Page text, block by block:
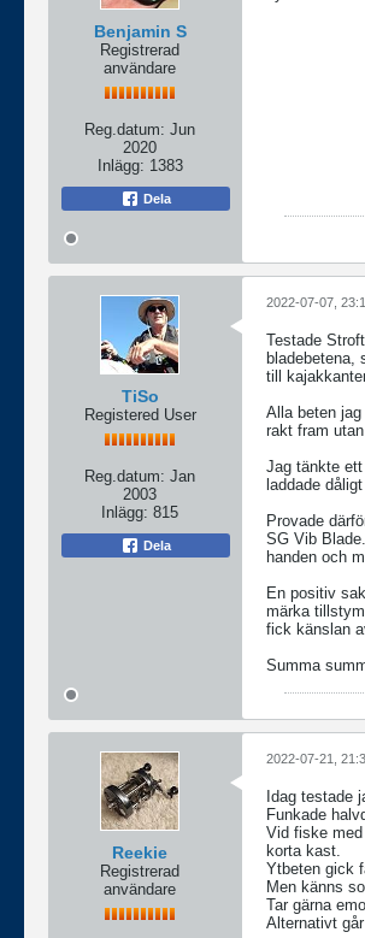
Benjamin S
Registrerad
användare
Reg.datum: Jun
2020
Inlägg: 1383
Dela
TiSo
Registered User
Reg.datum: Jan
2003
Inlägg: 815
Dela
2022-07-07,
Testade
bladebetena,
till
Alla beten
rakt fram
Jag tänkte
laddade
Provade
SG Vib
handen och
En positiv
märka
fick känslan
Summa
Reekie
Registrerad
användare
2022-07-21,
Idag testade
Funkade
Vid fiske
korta kast.
Ytbeten gick
Men känns
Tar gärna
Alternativt